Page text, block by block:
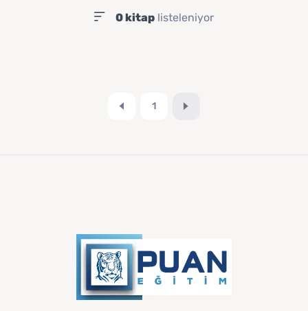
0 kitap listeleniyor
1